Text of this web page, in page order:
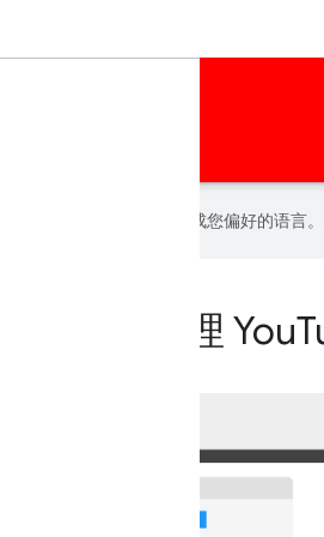
功能。
会使用 AI 技术将内容翻译成您偏好的语言
查找和管理